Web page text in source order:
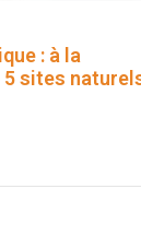
: à la
5 sites